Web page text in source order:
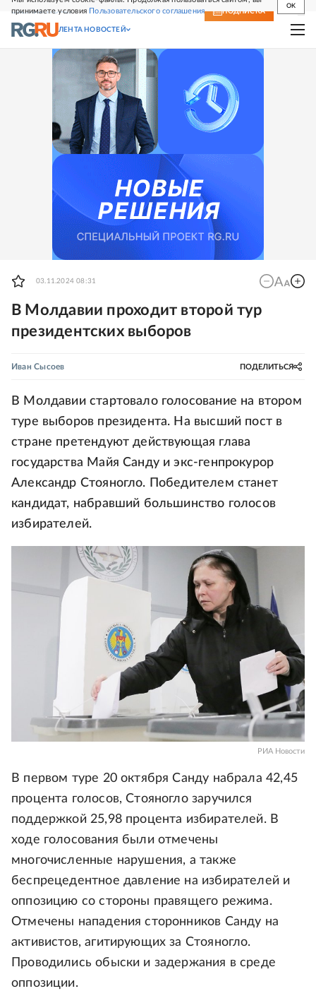
принимаете условия Пользовательского соглашения
OK
СВЕЖИЙ НОМЕР ПОДПИСКА
ЛЕНТА НОВОСТЕЙ
03.11.2024 08:31
В Молдавии проходит второй тур
президентских выборов
Иван Сысоев ПОДЕЛИТЬСЯ
В Молдавии стартовало голосование на втором
туре выборов президента. На высший пост в
стране претендуют действующая глава
государства Майя Санду и экс-генпрокурор
Александр Стояногло. Победителем станет
кандидат, набравший большинство голосов
избирателей.
РИА Новости
В первом туре 20 октября Санду набрала 42,45
процента голосов, Стояногло заручился
поддержкой 25,98 процента избирателей. В
ходе голосования были отмечены
многочисленные нарушения, а также
беспрецедентное давление на избирателей и
оппозицию со стороны правящего режима.
Отмечены нападения сторонников Санду на
активистов, агитирующих за Стояногло.
Проводились обыски и задержания в среде
оппозиции.